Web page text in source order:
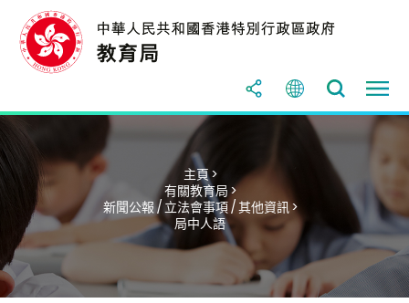
主頁 >
有關教育局 >
新聞公報 / 立法會事項 / 其他資訊 >
局中人語